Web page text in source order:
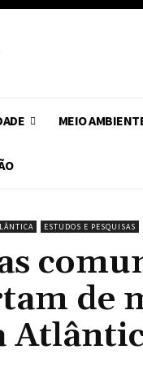
MEIO
ESTUDOS E PESQUISAS
de